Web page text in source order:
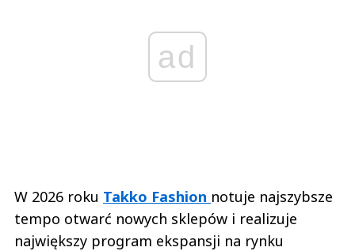
ad
W 2026 roku Takko Fashion notuje najszybsze
tempo otwarć nowych sklepów i realizuje
największy program ekspansji na rynku